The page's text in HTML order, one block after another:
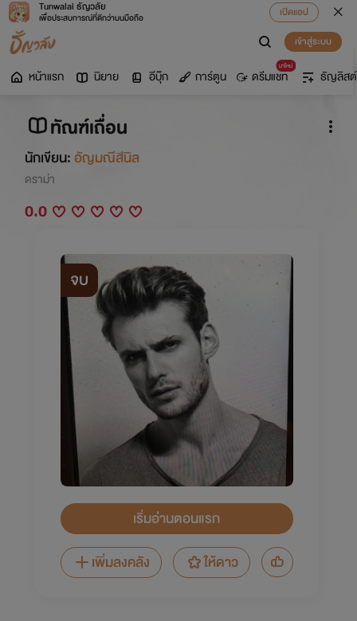
Tunwalai ธัญวลัย
เพื่อประสบการณ์ที่ดีกว่าบนมือถือ
เปิดแอป
เข้าสู่ระบบ
หน้าแรก นิยาย อีบุ๊ก การ์ตูน
มาใหม่
ดรีมแชท ธัญลิสต์
ทัณฑ์เถื่อน
นักเขียน:อัญมณีสีนิล
ดราม่า
0.0
จบ
เริ่มอ่านตอนแรก
เพิ่มลงคลัง
ให้ดาว